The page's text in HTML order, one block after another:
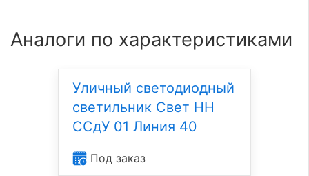
Аналоги по характеристиками
Уличный светодиодный
светильник Свет НН
ССдУ 01 Линия 40
Под заказ